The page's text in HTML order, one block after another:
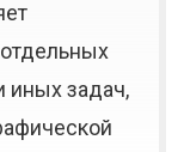
иных задач,